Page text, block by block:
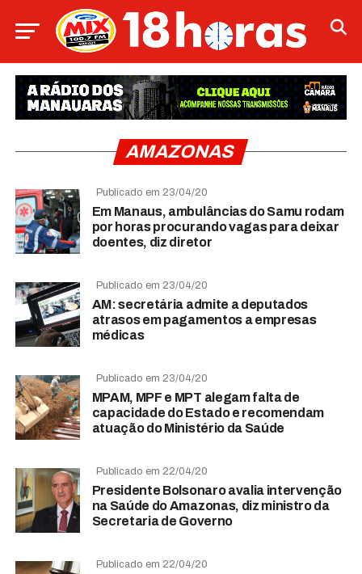
AMAZONAS
Publicado em 23/04/20
Em Manaus, ambulâncias do Samu rodam
por horas procurando vagas para deixar
doentes, diz diretor
Publicado em 23/04/20
AM: secretária admite a deputados
atrasos em pagamentos a empresas
médicas
Publicado em 23/04/20
MPAM, MPF e MPT alegam falta de
capacidade do Estado e recomendam
atuação do Ministério da Saúde
Publicado em 22/04/20
Presidente Bolsonaro avalia intervenção
na Saúde do Amazonas, diz ministro da
Secretaria de Governo
Publicado em 22/04/20